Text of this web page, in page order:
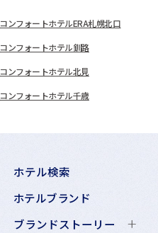
コンフォートホテルERA札幌北口
コンフォートホテル釧路
コンフォートホテル北見
コンフォートホテル千歳
ホテル検索
ホテルブランド
ブランドストーリー